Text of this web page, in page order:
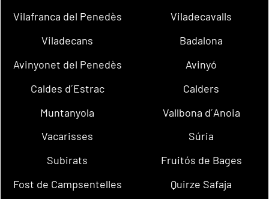
Vilafranca del Penedès
Viladecavalls
Viladecans
Badalona
Avinyonet del Penedès
Avinyó
Caldes d´Estrac
Calders
Muntanyola
Vallbona d´Anoia
Vacarisses
Súria
Subirats
Fruitós de Bages
Fost de Campsentelles
Quirze Safaja